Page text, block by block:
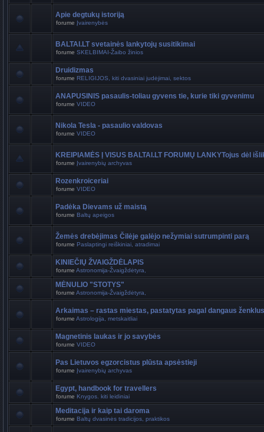
Apie degtukų istoriją
forume Įvairenybės
BALTAI.LT svetainės lankytojų susitikimai
forume SKELBIMAI-Žaibo žinios
Druidizmas
forume RELIGIJOS, kiti dvasiniai judėjimai, sektos
ANAPUSINIS pasaulis-toliau gyvens tie, kurie tiki gyvenimu
forume VIDEO
Nikola Tesla - pasaulio valdovas
forume VIDEO
KREIPIAMĖS Į VISUS BALTAI.LT FORUMŲ LANKYTojus dėl
forume Įvairenybių archyvas
Rozenkroiceriai
forume VIDEO
Padėka Dievams už maistą
forume Baltų apeigos
Žemės drebėjimas Čilėje galėjo nežymiai sutrumpinti parą
forume Paslaptingi reiškiniai, atradimai
KINIEČIŲ ŽVAIGŽDĖLAPIS
forume Astronomija-Žvaigždėtyra,
MĖNULIO "STOTYS"
forume Astronomija-Žvaigždėtyra,
Arkaimas – rastas miestas, pastatytas pagal dangaus ženklus
forume Astrologija, metskaitliai
Magnetinis laukas ir jo savybės
forume VIDEO
Pas Lietuvos egzorcistus plūsta apsėstieji
forume Įvairenybių archyvas
Egypt, handbook for travellers
forume Knygos. kiti leidiniai
Meditacija ir kaip tai daroma
forume Baltų dvasinės tradicijos, praktikos